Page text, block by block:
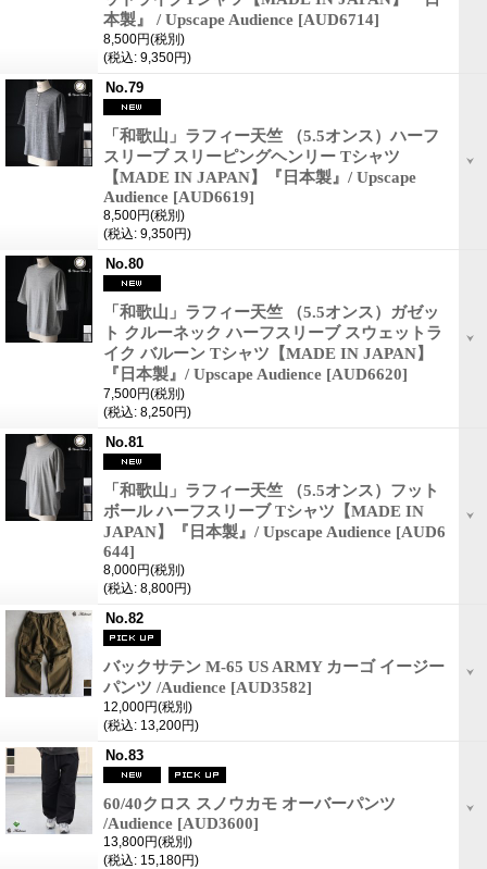
本製』 / Upscape Audience [AUD6714]
8,500円(税別)
(税込: 9,350円)
No.79
「和歌山」ラフィー天竺 （5.5オンス）ハーフ
スリーブ スリーピングヘンリー Tシャツ
【MADE IN JAPAN】『日本製』/ Upscape
Audience [AUD6619]
8,500円(税別)
(税込: 9,350円)
No.80
「和歌山」ラフィー天竺 （5.5オンス）ガゼッ
ト クルーネック ハーフスリーブ スウェットラ
イク バルーン Tシャツ【MADE IN JAPAN】
『日本製』/ Upscape Audience [AUD6620]
7,500円(税別)
(税込: 8,250円)
No.81
「和歌山」ラフィー天竺 （5.5オンス）フット
ボール ハーフスリーブ Tシャツ【MADE IN
JAPAN】『日本製』/ Upscape Audience [AUD6
644]
8,000円(税別)
(税込: 8,800円)
No.82
バックサテン M-65 US ARMY カーゴ イージー
パンツ /Audience [AUD3582]
12,000円(税別)
(税込: 13,200円)
No.83
60/40クロス スノウカモ オーバーパンツ
/Audience [AUD3600]
13,800円(税別)
(税込: 15,180円)